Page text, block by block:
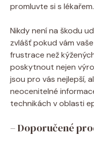
promluvte si s lékařem.
Nikdy není na škodu
zvlášť pokud vám
frustrace než
poskytnout nejen
jsou pro vás nejlepší,
neocenitelné
technikách v oblasti
– Doporučené